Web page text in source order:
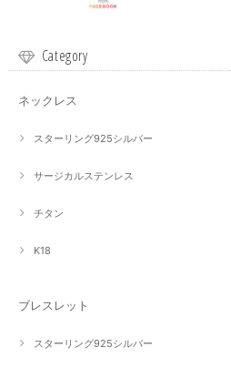
Category
ネックレス
スターリング925シルバー
サージカルステンレス
チタン
K18
ブレスレット
スターリング925シルバー